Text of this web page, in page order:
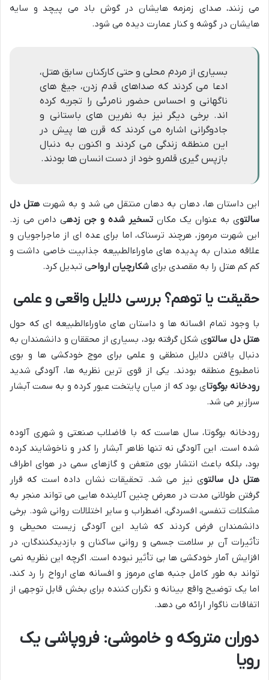
می زنند، صدای زمزمه هایشان در گوش باد می پیچد و سایه
هایشان در گوشه و کنار عمارت دیده می شود.
بسیاری از مردم محلی و حتی کارکنان سابق هتل،
ادعا می کردند که صداهای قدم زدن، جیغ های
ناگهانی و احساس حضور نامرئی را تجربه کرده
اند. برخی دیگر نیز به نفرین های باستانی و
جادوگرانی اشاره می کردند که قرن ها پیش در
این منطقه زندگی می کردند و اکنون به دنبال
بازپس گیری قلمرو خود از دست انسان ها بودند.
این داستان ها، دهان به دهان منتقل می شد و به شهرت هتل دل
سالتوی به عنوان یک مکان تسخیر شده و جن زدهی دامن می زد.
این شهرت مرموز، هرچند ترسناک، اما برای عده ای از ماجراجویان و
علاقه مندان به پدیده های ماوراءالطبیعه جذابیت خاصی داشت و
کم کم هتل را به مقصدی برای شکارچیان ارواحی تبدیل کرد.
حقیقت یا توهم؟ بررسی دلایل واقعی و علمی
با وجود تمام افسانه ها و داستان های ماوراءالطبیعه ای که حول
هتل دل سالتوی شکل گرفته بود، بسیاری از محققان و دانشمندان به
دنبال یافتن دلایل منطقی و علمی برای موج خودکشی ها و بوی
نامطبوع منطقه بودند. یکی از قوی ترین نظریه ها، آلودگی شدید
رودخانه بوگوتای بود که از میان پایتخت عبور کرده و به سمت آبشار
سرازیر می شد.
رودخانه بوگوتا، سال هاست که با فاضلاب صنعتی و شهری آلوده
شده است. این آلودگی نه تنها ظاهر آبشار را کدر و ناخوشایند کرده
بود، بلکه باعث انتشار بوی متعفن و گازهای سمی در هوای اطراف
هتل دل سالتوی نیز می شد. تحقیقات نشان داده است که قرار
گرفتن طولانی مدت در معرض چنین آلاینده هایی می تواند منجر به
مشکلات تنفسی، افسردگی، اضطراب و سایر اختلالات روانی شود. برخی
دانشمندان فرض کردند که شاید این آلودگی زیست محیطی و
تأثیرات آن بر سلامت جسمی و روانی ساکنان و بازدیدکنندگان، در
افزایش آمار خودکشی ها بی تأثیر نبوده است. اگرچه این نظریه نمی
تواند به طور کامل جنبه های مرموز و افسانه های ارواح را رد کند،
اما یک توضیح واقع بینانه و نگران کننده برای بخش قابل توجهی از
اتفاقات ناگوار ارائه می دهد.
دوران متروکه و خاموشی: فروپاشی یک
رویا